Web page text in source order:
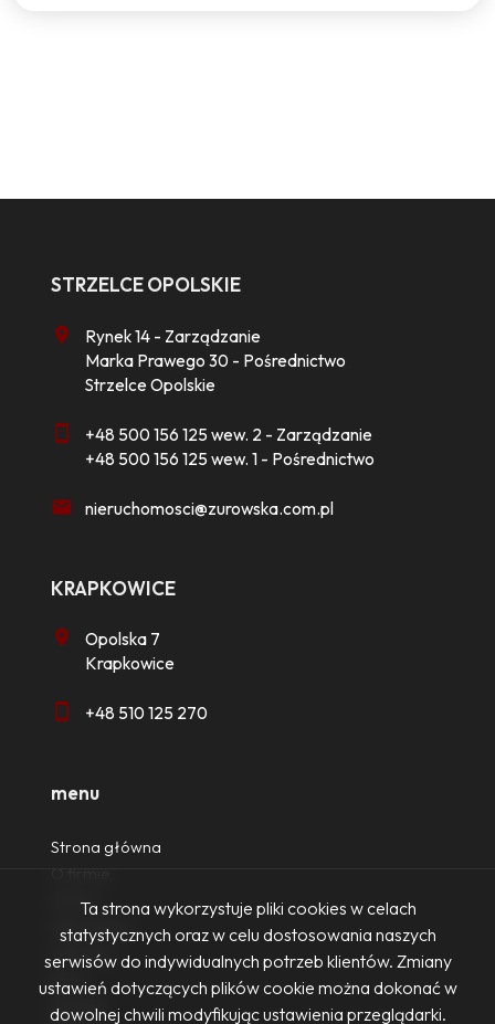
STRZELCE OPOLSKIE
Rynek 14 - Zarządzanie
Marka Prawego 30 - Pośrednictwo
Strzelce Opolskie
+48 500 156 125 wew. 2 - Zarządzanie
+48 500 156 125 wew. 1 - Pośrednictwo
nieruchomosci@zurowska.com.pl
KRAPKOWICE
Opolska 7
Krapkowice
+48 510 125 270
menu
Strona główna
Oferty
Zgłoszenia
Ulubione
Blog
Kontakt
Ta strona wykorzystuje pliki cookies w celach
statystycznych oraz w celu dostosowania naszych
serwisów do indywidualnych potrzeb klientów. Zmiany
ustawień dotyczących plików cookie można dokonać w
dowolnej chwili modyfikując ustawienia przeglądarki.